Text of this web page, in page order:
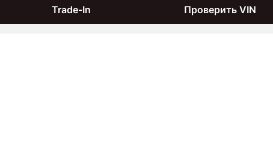
Trade-In Проверить VIN